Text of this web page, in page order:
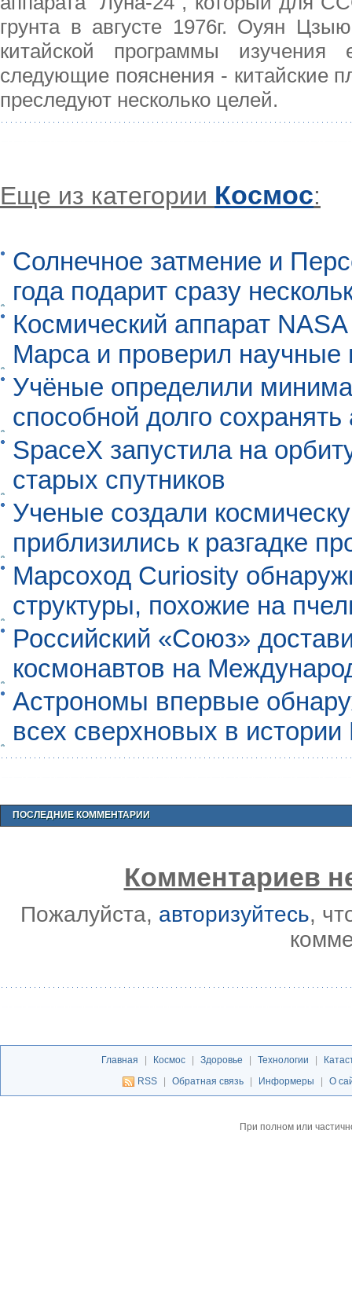
грунта в августе 1976г. Оуян
китайской программы изучения
следующие пояснения - китайские
преследуют несколько целей.
Еще из категории Космос:
Солнечное затмение и
года подарит сразу
Космический аппарат
Марса и проверил научные
Учёные определили
способной долго
SpaceX запустила на
старых спутников
Ученые создали
приблизились к разгадке
Марсоход Curiosity
структуры, похожие на
Российский «Союз»
космонавтов на
Астрономы впервые
всех сверхновых в
ПОСЛЕДНИЕ КОММЕНТАРИИ
Комментариев
Пожалуйста, авторизуйтесь,
Главная Космос Здоровье Технологии
RSS
Обратная связь Информеры О
При полном или